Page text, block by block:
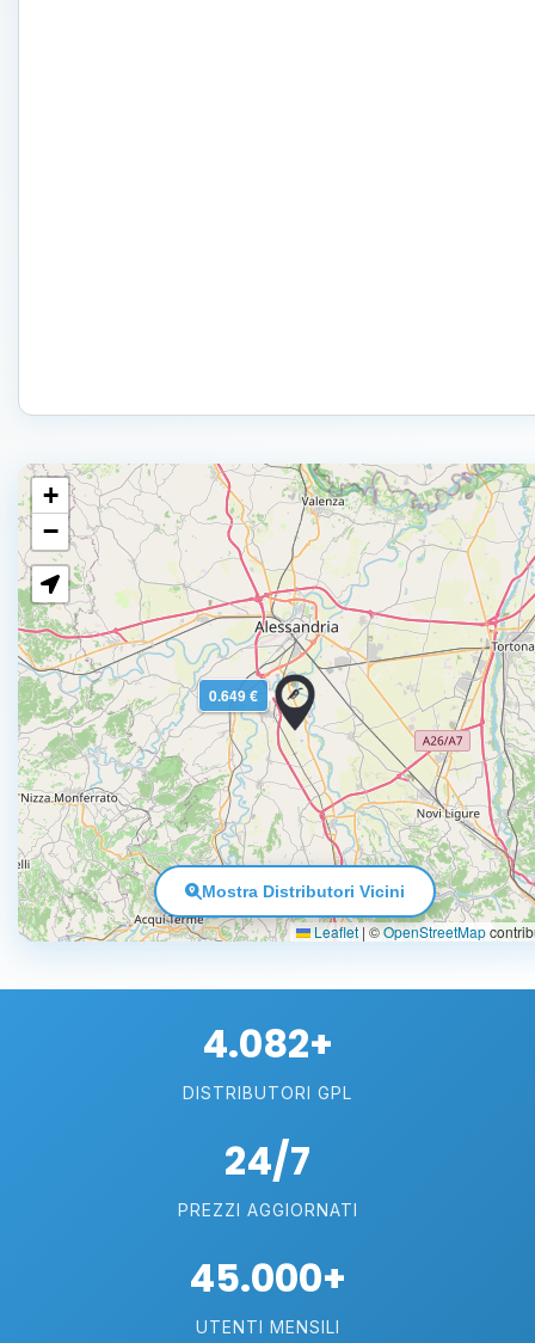
0.649 €
+
−
Leaflet | ©OpenStreetMap
Mostra Distributori Vicini
4.082+
DISTRIBUTORI GPL
24/7
PREZZI AGGIORNATI
45.000+
UTENTI MENSILI